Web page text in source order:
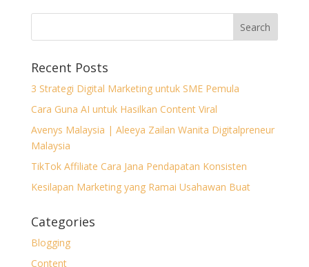
Recent Posts
3 Strategi Digital Marketing untuk SME Pemula
Cara Guna AI untuk Hasilkan Content Viral
Avenys Malaysia | Aleeya Zailan Wanita Digitalpreneur
Malaysia
TikTok Affiliate Cara Jana Pendapatan Konsisten
Kesilapan Marketing yang Ramai Usahawan Buat
Categories
Blogging
Content